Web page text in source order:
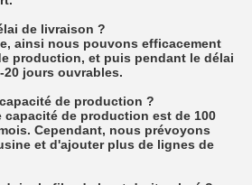
de livraison ?
ainsi nous pouvons efficacement
production, et puis pendant le délai
jours ouvrables.
de production ?
capacité de production est de 100
Cependant, nous prévoyons
et d'ajouter plus de lignes de